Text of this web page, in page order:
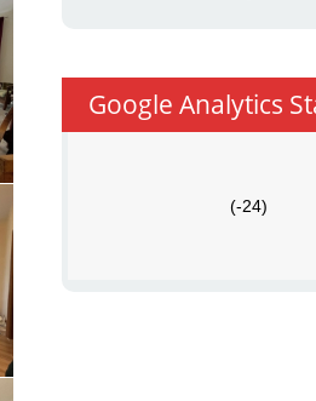
Google Analytics
(-24)